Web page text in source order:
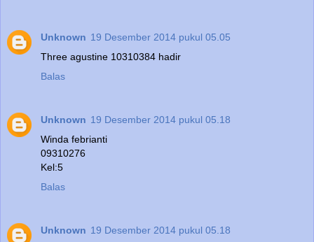
Unknown 19 Desember 2014 pukul 05.05
Three agustine 10310384 hadir
Balas
Unknown 19 Desember 2014 pukul 05.18
Winda febrianti
09310276
Kel:5
Balas
Unknown 19 Desember 2014 pukul 05.18